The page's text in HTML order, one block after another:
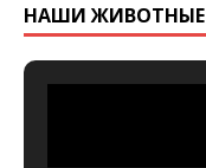
НАШИ ЖИВОТНЫЕ